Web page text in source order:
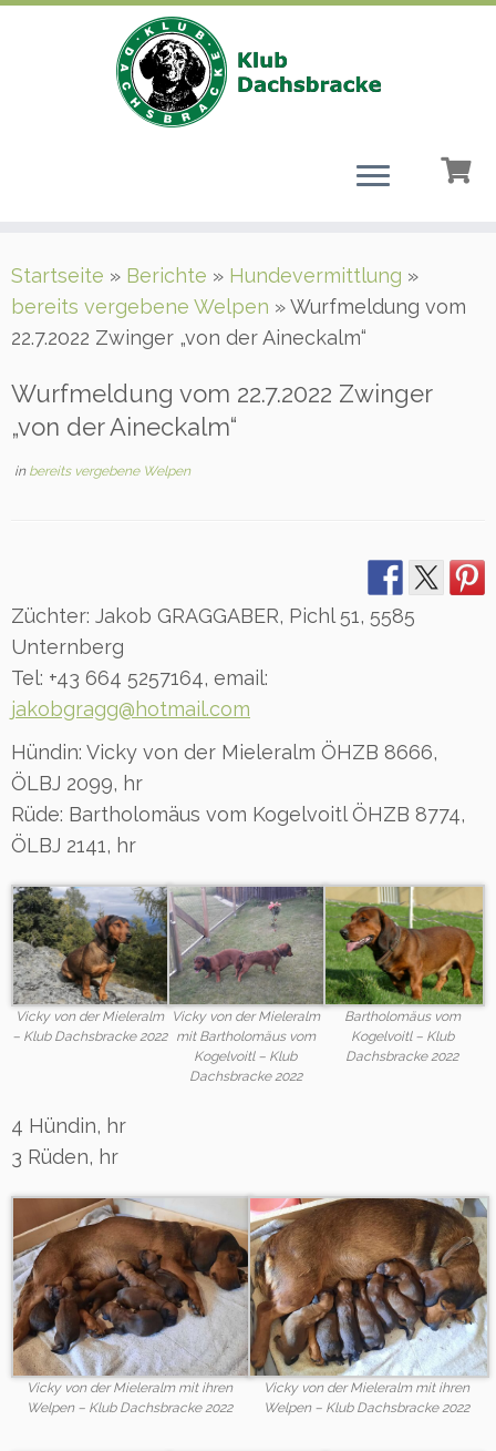
Inhalt
springen
Startseite » Berichte » Hundevermittlung »
bereits vergebene Welpen »Wurfmeldung vom
22.7.2022 Zwinger „von der Aineckalm“
Wurfmeldung vom 22.7.2022 Zwinger
„von der Aineckalm“
in bereits vergebene Welpen
Züchter: Jakob GRAGGABER, Pichl 51, 5585
Unternberg
Tel: +43 664 5257164, email:
jakobgragg@hotmail.com
Hündin: Vicky von der Mieleralm ÖHZB 8666,
ÖLBJ 2099, hr
Rüde: Bartholomäus vom Kogelvoitl ÖHZB 8774,
ÖLBJ 2141, hr
Vicky von der Mieleralm
– Klub Dachsbracke 2022
Vicky von der Mieleralm
mit Bartholomäus vom
Kogelvoitl – Klub
Dachsbracke 2022
Bartholomäus vom
Kogelvoitl – Klub
Dachsbracke 2022
4 Hündin, hr
3 Rüden, hr
Vicky von der Mieleralm mit ihren
Welpen – Klub Dachsbracke 2022
Vicky von der Mieleralm mit ihren
Welpen – Klub Dachsbracke 2022